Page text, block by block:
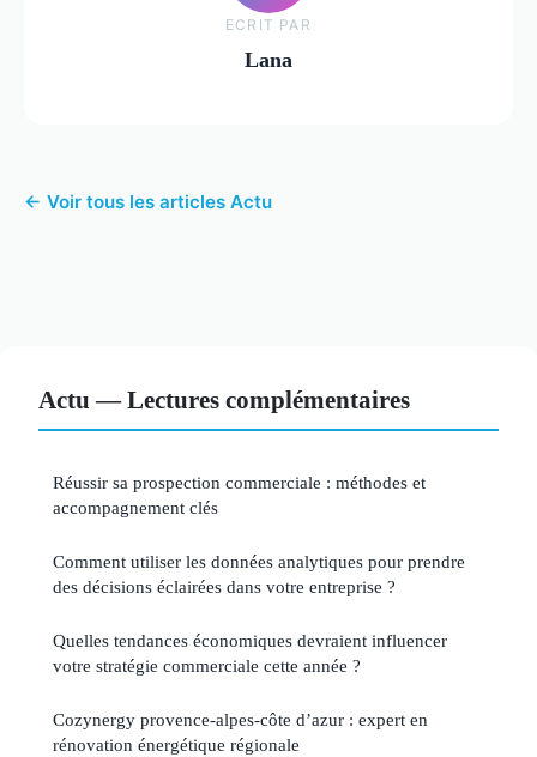
ECRIT PAR
Lana
← Voir tous les articles Actu
Actu — Lectures complémentaires
Réussir sa prospection commerciale : méthodes et
accompagnement clés
Comment utiliser les données analytiques pour prendre
des décisions éclairées dans votre entreprise ?
Quelles tendances économiques devraient influencer
votre stratégie commerciale cette année ?
Cozynergy provence-alpes-côte d’azur : expert en
rénovation énergétique régionale